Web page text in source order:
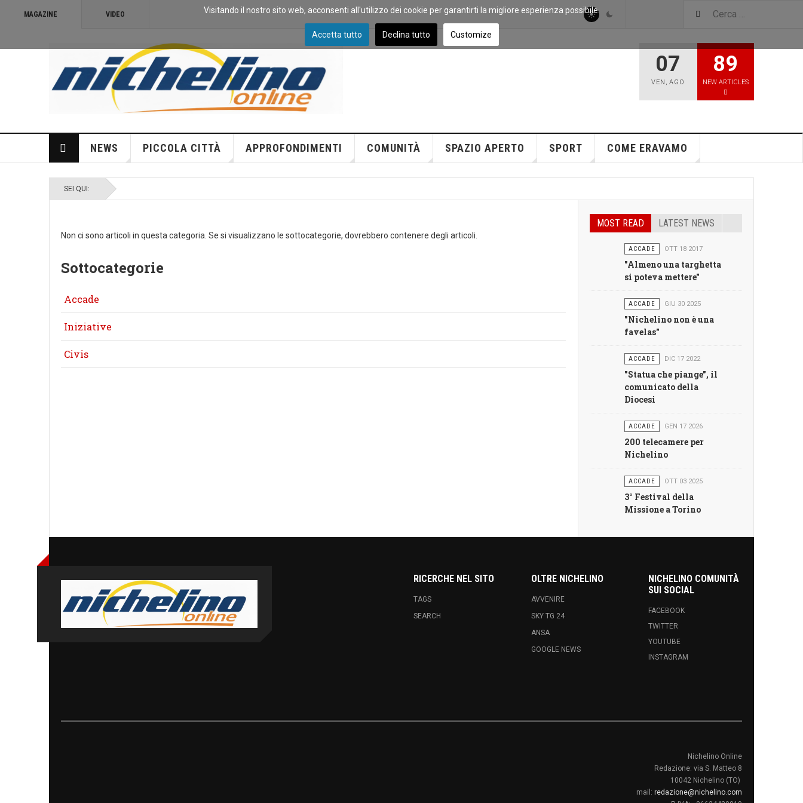
MAGAZINE VIDEO
07
VEN , AGO
89
NEW ARTICLES
NEWS PICCOLA CITTÀ APPROFONDIMENTI COMUNITÀ SPAZIO APERTO SPORT COME ERAVAMO
SEI QUI:
Non ci sono articoli in questa categoria. Se si visualizzano le sottocategorie, dovrebbero contenere degli articoli.
Sottocategorie
Accade
Iniziative
Civis
MOST READ LATEST NEWS
ACCADE OTT 18 2017
"Almeno una targhetta
si poteva mettere"
ACCADE GIU 30 2025
"Nichelino non è una
favelas"
ACCADE DIC 17 2022
"Statua che piange", il
comunicato della
Diocesi
ACCADE GEN 17 2026
200 telecamere per
Nichelino
ACCADE OTT 03 2025
3° Festival della
Missione a Torino
RICERCHE NEL SITO
TAGS
SEARCH
OLTRE NICHELINO
AVVENIRE
SKY TG 24
ANSA
GOOGLE NEWS
NICHELINO COMUNITÀ
SUI SOCIAL
FACEBOOK
TWITTER
YOUTUBE
INSTAGRAM
Nichelino Online
Redazione: via S. Matteo 8
10042 Nichelino (TO)
mail: redazione@nichelino.com
Visitando il nostro sito web, acconsenti all'utilizzo dei cookie per garantirti la migliore esperienza possibile.
Accetta tutto Declina tutto Customize